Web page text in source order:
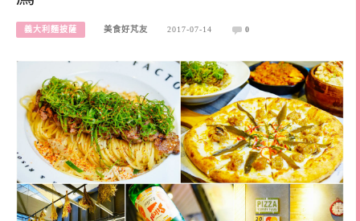
義大利麵披薩 美食好芃友 2017-07-14 0